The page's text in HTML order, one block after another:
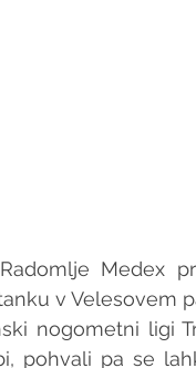
Medex
v Velesovem
nogometni ligi
pohvali pa se